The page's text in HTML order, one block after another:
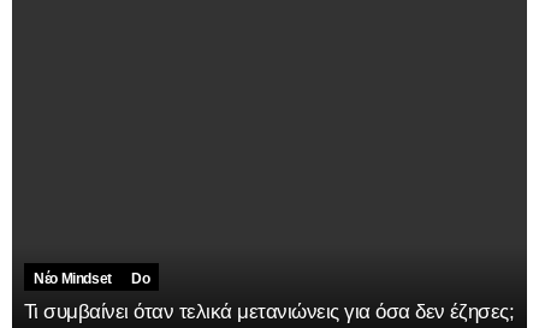
Νέο Mindset Do
Τι συμβαίνει όταν τελικά μετανιώνεις για όσα δεν έζησες;